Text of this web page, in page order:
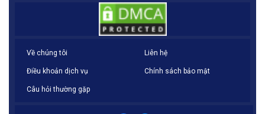
Về chúng tôi Liên hệ
Điều khoản dịch vụ Chính sách bảo mật
Câu hỏi thường gặp